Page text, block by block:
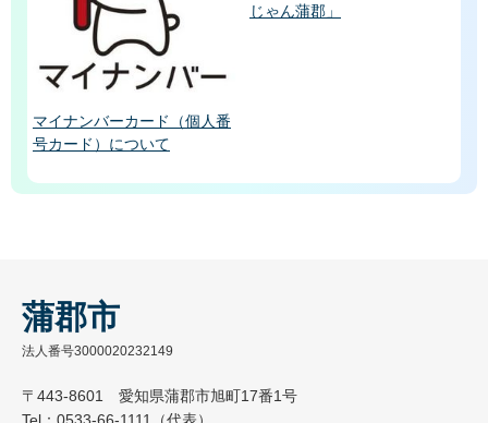
マイナンバーカード（個人番
号カード）について
じゃん蒲郡」
蒲郡市
法人番号3000020232149
〒443-8601 愛知県蒲郡市旭町17番1号